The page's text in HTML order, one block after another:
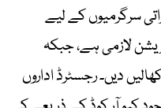
سرگرمیوں کے لیے
لازمی ہے، جبکہ
دیں۔ رجسٹرڈ اداروں